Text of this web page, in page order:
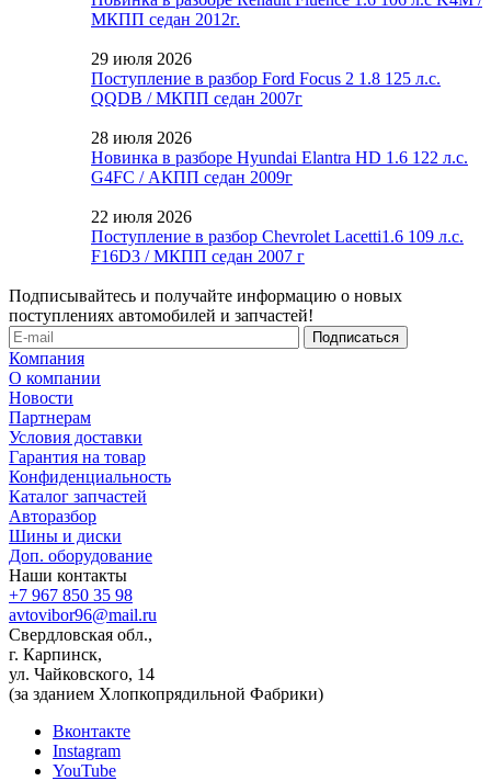
МКПП седан 2012г.
29 июля 2026
Поступление в разбор Ford Focus 2 1.8 125 л.с.
QQDB / МКПП седан 2007г
28 июля 2026
Новинка в разборе Hyundai Elantra HD 1.6 122 л.с.
G4FC / АКПП седан 2009г
22 июля 2026
Поступление в разбор Chevrolet Lacetti1.6 109 л.с.
F16D3 / МКПП седан 2007 г
Подписывайтесь и получайте информацию о новых
поступлениях автомобилей и запчастей!
Компания
О компании
Новости
Партнерам
Условия доставки
Гарантия на товар
Конфиденциальность
Каталог запчастей
Авторазбор
Шины и диски
Доп. оборудование
Наши контакты
+7 967 850 35 98
avtovibor96@mail.ru
Свердловская обл.,
г. Карпинск,
ул. Чайковского, 14
(за зданием Хлопкопрядильной Фабрики)
Вконтакте
Instagram
YouTube